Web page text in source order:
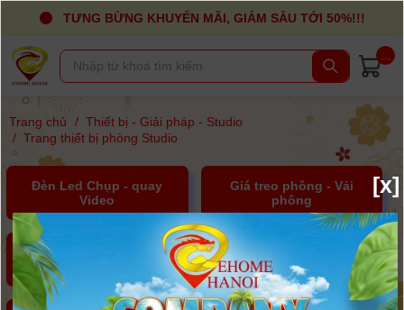
TƯNG BỪNG KHUYẾN MÃI, GIẢM SÂU TỚI 50%!!!
Trang chủ / Thiết bị - Giải pháp - Studio
/ Trang thiết bị phòng Studio
Đèn Led Chụp - quay
Video
Giá treo phông - Vải
phông
Hắt sáng, Soft box, tản
Dàn treo, Chân đèn, chân
mic
[x]